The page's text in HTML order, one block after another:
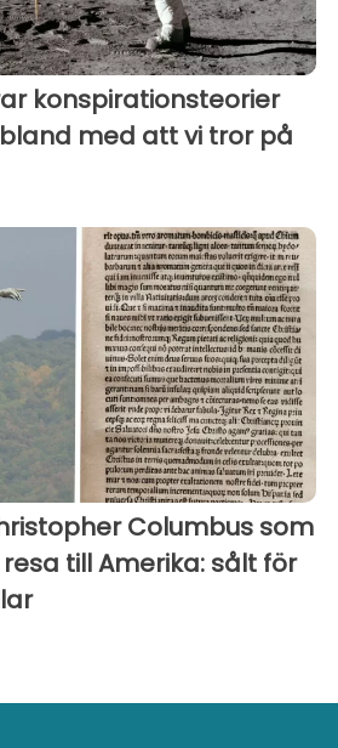
konspirationsteorier
med att vi tror på
Columbus som
till Amerika: sålt för